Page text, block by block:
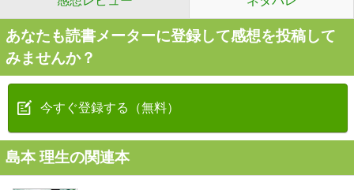
あなたも読書メーターに登録して感想を投稿して
みませんか？
今すぐ登録する（無料）
島本 理生の関連本